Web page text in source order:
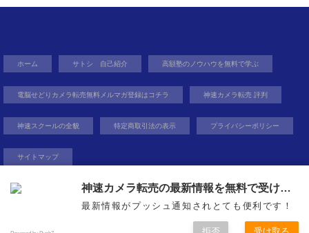
稼ぐ力を身に着け自由を得るという生き方
ホーム サトシ 自己紹介 高額塾のノウハウを無料で学ぶ
電脳せどりカメラ転売無料メルマガ登録はコチラ 神速カメラ転売 評判
神速スクールの全貌 特定商取引法の表示 プライバシーポリシー
サイトマップ
神速カメラ転売の最新情報を無料で受け取ろう
最新情報がプッシュ通知されとても便利です！